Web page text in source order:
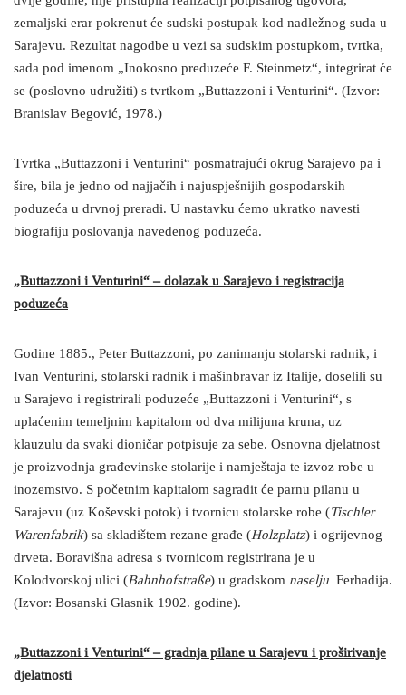
zemaljski erar pokrenut će sudski postupak kod nadležnog suda u
Sarajevu. Rezultat nagodbe u vezi sa sudskim postupkom, tvrtka,
sada pod imenom „Inokosno preduzeće F. Steinmetz“, integrirat će
se (poslovno udružiti) s tvrtkom „Buttazzoni i Venturini“. (Izvor:
Branislav Begović, 1978.)
Tvrtka „Buttazzoni i Venturini“ posmatrajući okrug Sarajevo pa i
šire, bila je jedno od najjačih i najuspješnijih gospodarskih
poduzeća u drvnoj preradi. U nastavku ćemo ukratko navesti
biografiju poslovanja navedenog poduzeća.
„Buttazzoni i Venturini“ – dolazak u Sarajevo i registracija
poduzeća
Godine 1885., Peter Buttazzoni, po zanimanju stolarski radnik, i
Ivan Venturini, stolarski radnik i mašinbravar iz Italije, doselili su
u Sarajevo i registrirali poduzeće „Buttazzoni i Venturini“, s
uplaćenim temeljnim kapitalom od dva milijuna kruna, uz
klauzulu da svaki dioničar potpisuje za sebe. Osnovna djelatnost
je proizvodnja građevinske stolarije i namještaja te izvoz robe u
inozemstvo. S početnim kapitalom sagradit će parnu pilanu u
Sarajevu (uz Koševski potok) i tvornicu stolarske robe (Tischler
Warenfabrik) sa skladištem rezane građe (Holzplatz) i ogrijevnog
drveta. Boravišna adresa s tvornicom registrirana je u
Kolodvorskoj ulici (Bahnhofstraße) u gradskom naselju Ferhadija.
(Izvor: Bosanski Glasnik 1902. godine).
„Buttazzoni i Venturini“ – gradnja pilane u Sarajevu i proširivanje
djelatnosti